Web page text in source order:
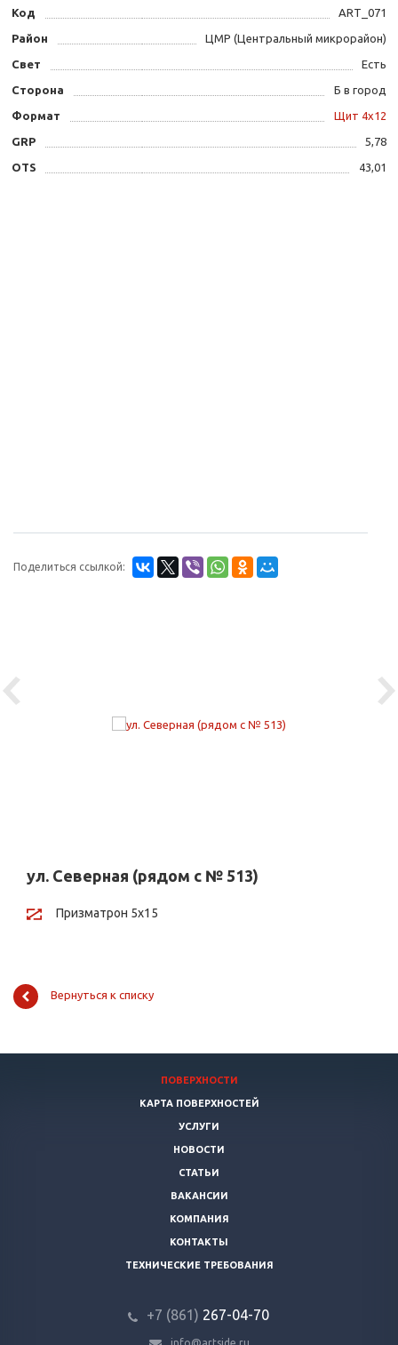
Код ART_071
Район ЦМР (Центральный микрорайон)
Свет Есть
Сторона Б в город
Формат Щит 4х12
GRP 5,78
OTS 43,01
Поделиться ссылкой:
Previous
ул. Северная (рядом с № 513)
Призматрон 5х15
Вернуться к списку
ПОВЕРХНОСТИ
КАРТА ПОВЕРХНОСТЕЙ
УСЛУГИ
НОВОСТИ
СТАТЬИ
ВАКАНСИИ
КОМПАНИЯ
КОНТАКТЫ
ТЕХНИЧЕСКИЕ ТРЕБОВАНИЯ
+7 (861) 267-04-70